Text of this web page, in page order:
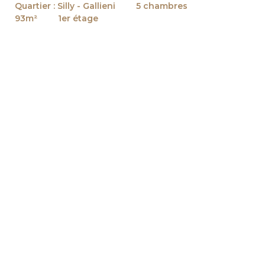
Quartier : Silly - Gallieni
5 chambres
93m²
1er étage